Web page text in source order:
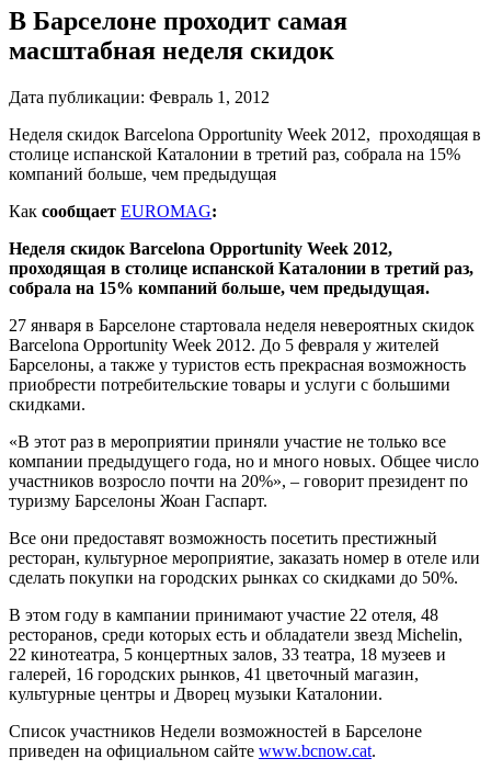
В Барселоне проходит самая
масштабная неделя скидок
Дата публикации: Февраль 1, 2012
Неделя скидок Barcelona Opportunity Week 2012, проходящая в
столице испанской Каталонии в третий раз, собрала на 15%
компаний больше, чем предыдущая
Как сообщает EUROMAG:
Неделя скидок Barcelona Opportunity Week 2012,
проходящая в столице испанской Каталонии в третий раз,
собрала на 15% компаний больше, чем предыдущая.
27 января в Барселоне стартовала неделя невероятных скидок
Barcelona Opportunity Week 2012. До 5 февраля у жителей
Барселоны, а также у туристов есть прекрасная возможность
приобрести потребительские товары и услуги с большими
скидками.
«В этот раз в мероприятии приняли участие не только все
компании предыдущего года, но и много новых. Общее число
участников возросло почти на 20%», – говорит президент по
туризму Барселоны Жоан Гаспарт.
Все они предоставят возможность посетить престижный
ресторан, культурное мероприятие, заказать номер в отеле или
сделать покупки на городских рынках со скидками до 50%.
В этом году в кампании принимают участие 22 отеля, 48
ресторанов, среди которых есть и обладатели звезд Мichelin,
22 кинотеатра, 5 концертных залов, 33 театра, 18 музеев и
галерей, 16 городских рынков, 41 цветочный магазин,
культурные центры и Дворец музыки Каталонии.
Список участников Недели возможностей в Барселоне
приведен на официальном сайте www.bcnow.cat.